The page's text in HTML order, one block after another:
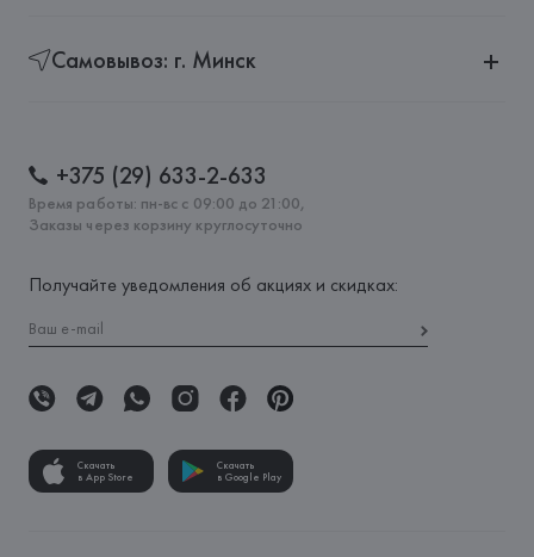
Самовывоз: г. Минск
+375 (29) 633-2-633
Время работы: пн-вс с 09:00 до 21:00,
Заказы через корзину круглосуточно
Получайте уведомления об акциях и скидках:
Скачать
в App Store
Скачать
в Google Play